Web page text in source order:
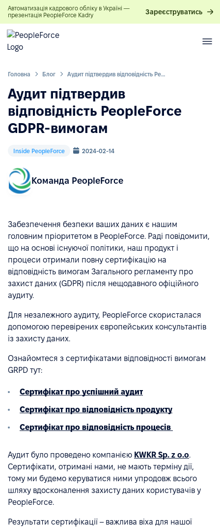
Автоматизація кадрового обліку в Україні —
презентація PeopleForce Kadry
Зареєструватись
Головна Блог Аудит підтвердив відповідність PeopleForce GDPR-вимогам
Аудит підтвердив
відповідність PeopleForce
GDPR-вимогам
Inside PeopleForce 2024-02-14
Команда PeopleForce
Забезпечення безпеки ваших даних є нашим
головним пріоритетом в PeopleForce. Раді повідомити,
що на основі існуючої політики, наш продукт і
процеси отримали повну сертифікацію на
відповідність вимогам Загального регламенту про
захист даних (GDPR) після нещодавного офіційного
аудиту.
Для незалежного аудиту, PeopleForce скористалася
допомогою перевірених європейських консультантів
із захисту даних.
Ознайомтеся з сертифікатами відповідності вимогам
GRPD тут:
Сертифікат про успішний аудит
Сертифікат про відповідність продукту
Сертифікат про відповідність процесів
Аудит було проведено компанією KWKR Sp. z o.o.
Сертифікати, отримані нами, не мають терміну дії,
тому ми будемо керуватися ними упродовж всього
шляху вдосконалення захисту даних користувачів у
PeopleForce.
Результати сертифікації – важлива віха для нашої